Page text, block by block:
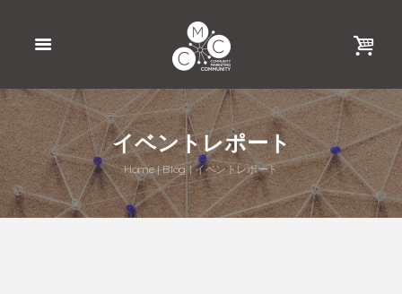
イベントレポート
Home Blog イベントレポート